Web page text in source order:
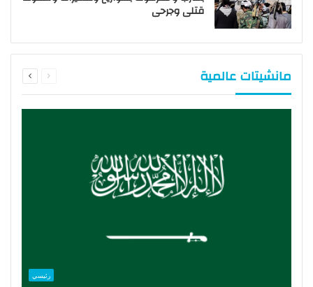
قتلى وجرحى
مانشيتات عالمية الصفحةالصفحة
رئيسي